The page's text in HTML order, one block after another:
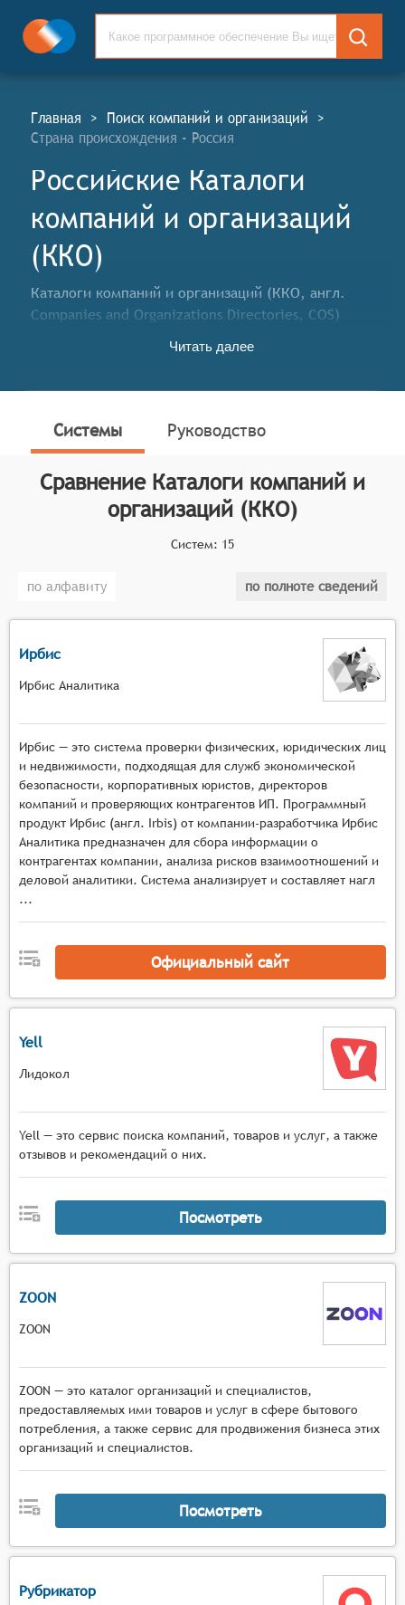
Главная > Поиск компаний и организаций >
Страна происхождения - Россия
Российские Каталоги
компаний и организаций
(ККО)
Каталоги компаний и организаций (ККО, англ.
Companies and Organizations Directories, COS)
организаций, а также продвижения собственной
Классификатор программных продуктов Соваре
определяет конкретные функциональные критерии
для систем. Для включения в перечень Каталогов
компаний и организаций сервис должен
соответствовать следующим критериям:
компании, её услугах и продуктах, контактной
информации.
Удобство навигации: каталог должен быть
легко понятным и удобным для пользователей,
чтобы они могли быстро найти нужную
Правильная организация каталога: каталог
должен быть структурирован по разделам и
подразделам, а также по регионам ведения
деятельности компании, чтобы пользователи
могли быстро и удобно находить нужную
информацию.
Функциональность: каталог должен иметь
функциональность для поиска, фильтрации и
Интерактивность и возможность обратной
связи: каталог должен предоставлять
возможность пользователю оставлять отзывы и
представителями компании и задавать
Читать далее
Системы Руководство
Сравнение Каталоги компаний и
организаций (ККО)
Систем: 15
по алфавиту по полноте сведений
Ирбис
Ирбис Аналитика
Ирбис — это система проверки физических, юридических лиц
и недвижимости, подходящая для служб экономической
безопасности, корпоративных юристов, директоров
компаний и проверяющих контрагентов ИП. Программный
продукт Ирбис (англ. Irbis) от компании-разработчика Ирбис
Аналитика предназначен для сбора информации о
контрагентах компании, анализа рисков взаимоотношений и
деловой аналитики. Система анализирует и составляет нагл
...
Официальный сайт
Yell
Лидокол
Yell — это сервис поиска компаний, товаров и услуг, а также
отзывов и рекомендаций о них.
Посмотреть
ZOON
ZOON
ZOON — это каталог организаций и специалистов,
предоставляемых ими товаров и услуг в сфере бытового
потребления, а также сервис для продвижения бизнеса этих
организаций и специалистов.
Посмотреть
Рубрикатор